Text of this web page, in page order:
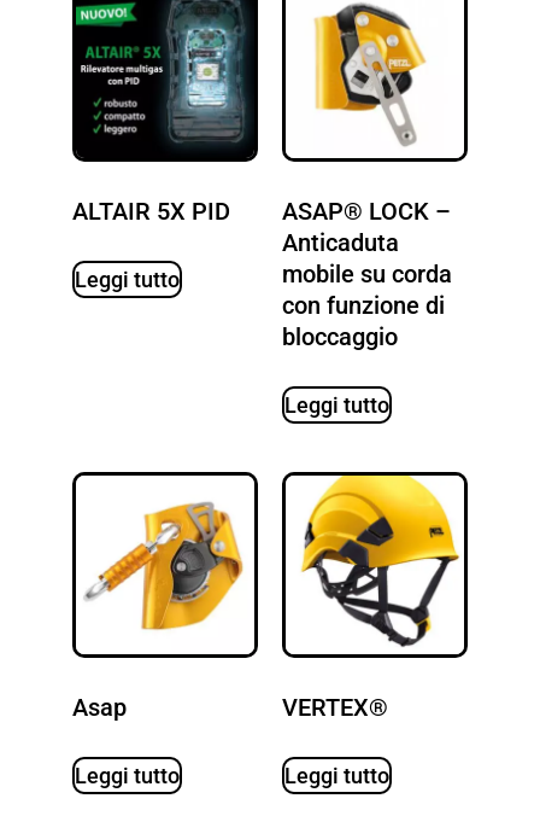
ALTAIR 5X PID
Leggi tutto
ASAP® LOCK –
Anticaduta
mobile su corda
con funzione di
bloccaggio
Leggi tutto
Asap
Leggi tutto
VERTEX®
Leggi tutto